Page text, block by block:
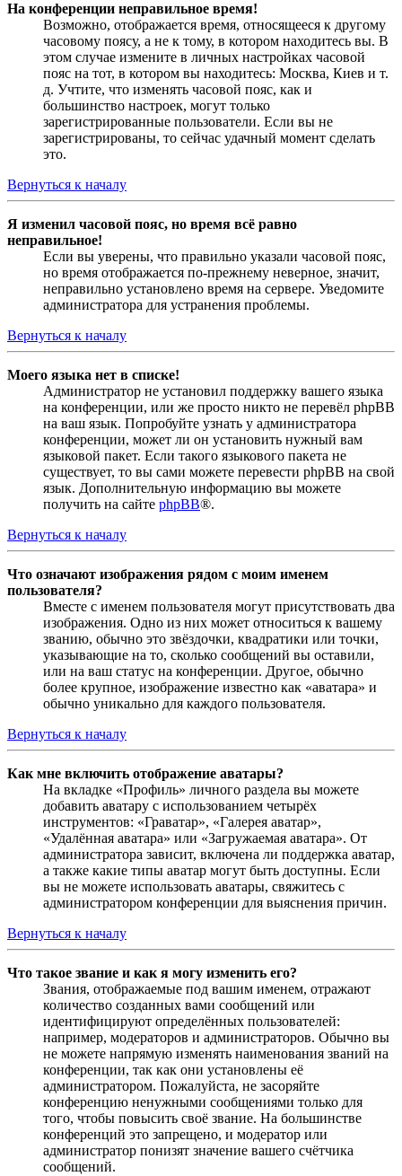
На конференции неправильное время!
Возможно, отображается время, относящееся к другому
часовому поясу, а не к тому, в котором находитесь вы. В
этом случае измените в личных настройках часовой
пояс на тот, в котором вы находитесь: Москва, Киев и т.
д. Учтите, что изменять часовой пояс, как и
большинство настроек, могут только
зарегистрированные пользователи. Если вы не
зарегистрированы, то сейчас удачный момент сделать
это.
Вернуться к началу
Я изменил часовой пояс, но время всё равно
неправильное!
Если вы уверены, что правильно указали часовой пояс,
но время отображается по-прежнему неверное, значит,
неправильно установлено время на сервере. Уведомите
администратора для устранения проблемы.
Вернуться к началу
Моего языка нет в списке!
Администратор не установил поддержку вашего языка
на конференции, или же просто никто не перевёл phpBB
на ваш язык. Попробуйте узнать у администратора
конференции, может ли он установить нужный вам
языковой пакет. Если такого языкового пакета не
существует, то вы сами можете перевести phpBB на свой
язык. Дополнительную информацию вы можете
получить на сайте phpBB®.
Вернуться к началу
Что означают изображения рядом с моим именем
пользователя?
Вместе с именем пользователя могут присутствовать два
изображения. Одно из них может относиться к вашему
званию, обычно это звёздочки, квадратики или точки,
указывающие на то, сколько сообщений вы оставили,
или на ваш статус на конференции. Другое, обычно
более крупное, изображение известно как «аватара» и
обычно уникально для каждого пользователя.
Вернуться к началу
Как мне включить отображение аватары?
На вкладке «Профиль» личного раздела вы можете
добавить аватару с использованием четырёх
инструментов: «Граватар», «Галерея аватар»,
«Удалённая аватара» или «Загружаемая аватара». От
администратора зависит, включена ли поддержка аватар,
а также какие типы аватар могут быть доступны. Если
вы не можете использовать аватары, свяжитесь с
администратором конференции для выяснения причин.
Вернуться к началу
Что такое звание и как я могу изменить его?
Звания, отображаемые под вашим именем, отражают
количество созданных вами сообщений или
идентифицируют определённых пользователей:
например, модераторов и администраторов. Обычно вы
не можете напрямую изменять наименования званий на
конференции, так как они установлены её
администратором. Пожалуйста, не засоряйте
конференцию ненужными сообщениями только для
того, чтобы повысить своё звание. На большинстве
конференций это запрещено, и модератор или
администратор понизят значение вашего счётчика
сообщений.